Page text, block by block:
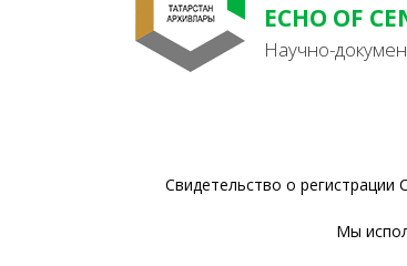
ECHO OF
Научно-
Свидетельство о
Мы